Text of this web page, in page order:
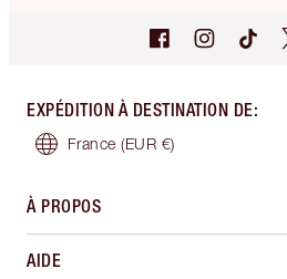
EXPÉDITION À DESTINATION DE:
France (EUR €)
À PROPOS
AIDE